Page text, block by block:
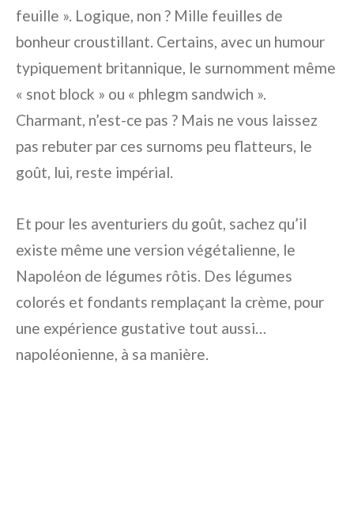
feuille ». Logique, non ? Mille feuilles de
bonheur croustillant. Certains, avec un humour
typiquement britannique, le surnomment même
« snot block » ou « phlegm sandwich ».
Charmant, n’est-ce pas ? Mais ne vous laissez
pas rebuter par ces surnoms peu flatteurs, le
goût, lui, reste impérial.
Et pour les aventuriers du goût, sachez qu’il
existe même une version végétalienne, le
Napoléon de légumes rôtis. Des légumes
colorés et fondants remplaçant la crème, pour
une expérience gustative tout aussi…
napoléonienne, à sa manière.